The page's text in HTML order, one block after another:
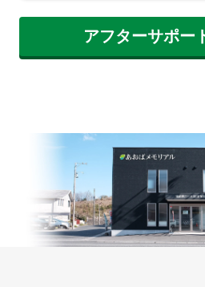
アフターサポー